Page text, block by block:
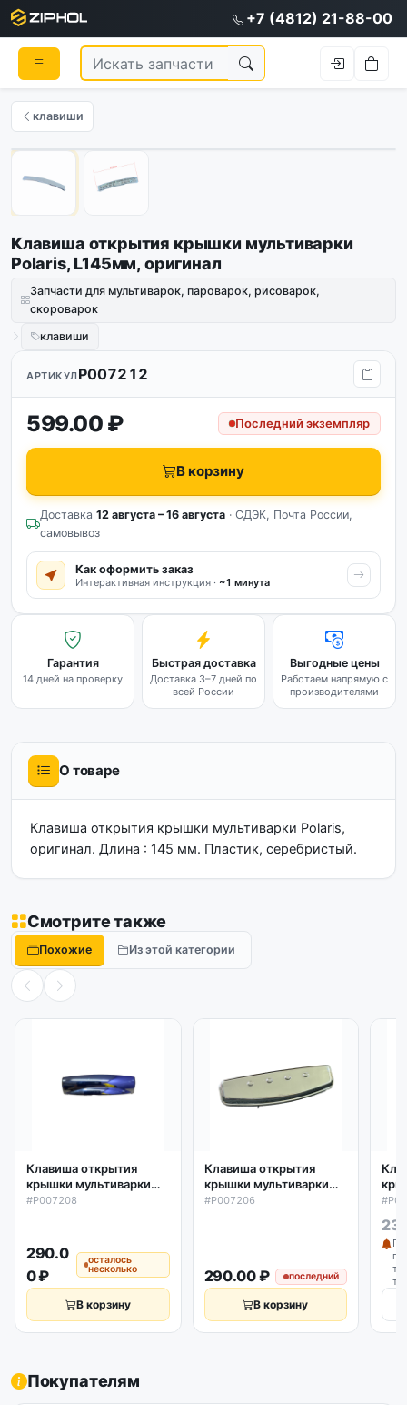
+7 (4812) 21-88-00
клавиши
Оригинал
Клавиша открытия крышки мультиварки
Polaris, L145мм, оригинал
Запчасти для мультиварок, пароварок, рисоварок,
скороварок
клавиши
АРТИКУЛP007212
599.00 ₽ Последний экземпляр
В корзину
Доставка 12 августа – 16 августа · СДЭК, Почта России,
самовывоз
Как оформить заказ
Интерактивная инструкция · ~1 минута
Гарантия
14 дней на проверку
Быстрая доставка
Доставка 3–7 дней по
всей России
Выгодные цены
Работаем напрямую с
производителями
О товаре
Клавиша открытия крышки мультиварки Polaris,
оригинал. Длина : 145 мм. Пластик, серебристый.
Смотрите также
Похожие Из этой категории
Клавиша открытия
крышки мультиварки
Polaris P007208
#P007208
290.0
0 ₽
осталось
несколько
В корзину
Клавиша открытия
крышки мультиварки
Polaris P007206
#P007206
290.00 ₽ последний
В корзину
Покупателям